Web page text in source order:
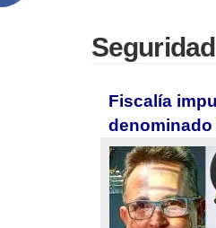
Seguridad
Fiscalía
denominado